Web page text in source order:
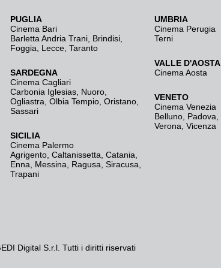
PUGLIA
Cinema Bari
Barletta Andria Trani Brindisi
Foggia
Lecce Taranto
SARDEGNA
Cinema Cagliari
Carbonia Iglesias Nuoro
Ogliastra Olbia Tempio Oristano
Sassari
SICILIA
Cinema Palermo
Agrigento Caltanissetta Catania
Enna
Messina Ragusa Siracusa
Trapani
UMBRIA
Cinema Perugia
Terni
VALLE D'AOSTA
Cinema Aosta
VENETO
Cinema Venezia
Belluno Padova
Verona Vicenza
Digital S.r.l. Tutti i diritti riservati